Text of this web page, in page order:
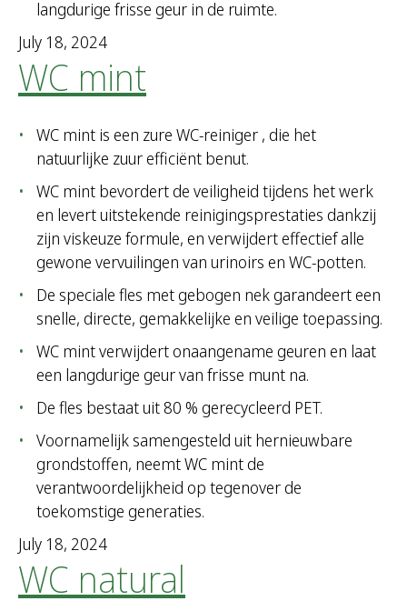
langdurige frisse geur in de ruimte.
July 18, 2024
WC mint
WC mint is een zure WC-reiniger , die het
natuurlijke zuur efficiënt benut.
WC mint bevordert de veiligheid tijdens het werk
en levert uitstekende reinigingsprestaties dankzij
zijn viskeuze formule, en verwijdert effectief alle
gewone vervuilingen van urinoirs en WC-potten.
De speciale fles met gebogen nek garandeert een
snelle, directe, gemakkelijke en veilige toepassing.
WC mint verwijdert onaangename geuren en laat
een langdurige geur van frisse munt na.
De fles bestaat uit 80 % gerecycleerd PET.
Voornamelijk samengesteld uit hernieuwbare
grondstoffen, neemt WC mint de
verantwoordelijkheid op tegenover de
toekomstige generaties.
July 18, 2024
WC natural